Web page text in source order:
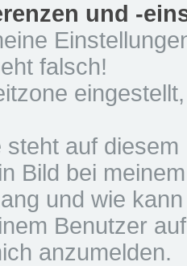
und -
falsch!
steht auf
Bild bei
und wie
Benutzer
anzumelden.